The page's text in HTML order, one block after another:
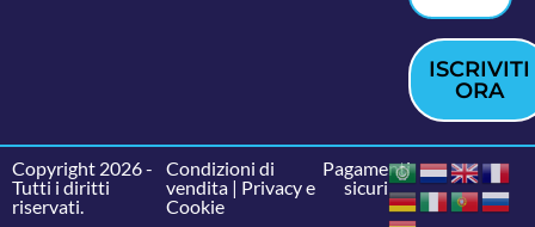
ISCRIVITI
ORA
Copyright 2026 -
Tutti i diritti
riservati.
Condizioni di
vendita| Privacy e
Cookie
Pagamenti
sicuri